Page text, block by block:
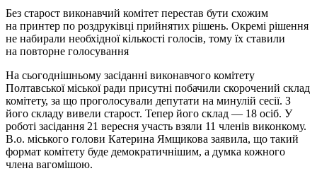
Без старост виконавчий комітет перестав бути схожим
на принтер по роздруківці прийнятих рішень. Окремі рішення
не набирали необхідної кількості голосів, тому їх ставили
на повторне голосування
На сьогоднішньому засіданні виконавчого комітету
Полтавської міської ради присутні побачили скорочений склад
комітету, за що проголосували депутати на минулій сесії. З
його складу вивели старост. Тепер його склад — 18 осіб. У
роботі засідання 21 вересня участь взяли 11 членів виконкому.
В.о. міського голови Катерина Ямщикова заявила, що такий
формат комітету буде демократичнішим, а думка кожного
члена вагомішою.